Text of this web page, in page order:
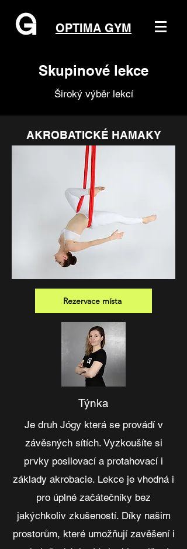
OPTIMA GYM
Skupinové lekce
Široký výběr lekcí
AKROBATICKÉ HAMAKY
Rezervace místa
Týnka
Je druh Jógy která se provádí v
závěsných sítích. Vyzkoušíte si
prvky posilovací a protahovací i
základy akrobacie. Lekce je vhodná i
pro úplné začátečníky bez
jakýchkoliv zkušeností. Díky našim
prostorům, které umožňujízavěšení i